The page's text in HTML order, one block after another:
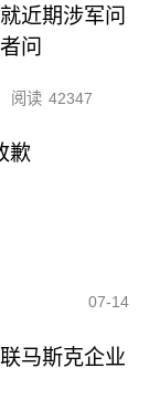
近期涉军问
问
阅读 42347
歉
07-14
马斯克企业